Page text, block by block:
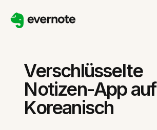
Verschlüsselte
Notizen-App auf
Koreanisch